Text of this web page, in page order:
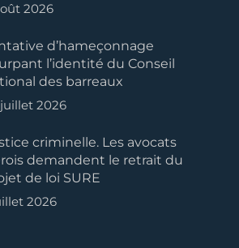
2026
d’hameçonnage
l’identité du Conseil
des barreaux
2026
criminelle. Les avocats
demandent le retrait du
de loi SURE
2026